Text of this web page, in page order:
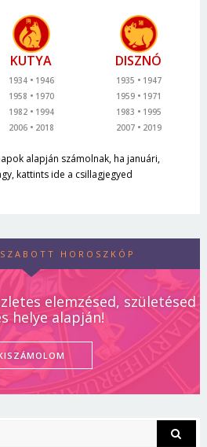
KUTYA
1934
1946
1958
1970
1982
1994
2006
2018
DISZNÓ
1935
1947
1959
1971
1983
1995
2007
2019
alapján számolnak, ha januári,
kattints ide a csillagjegyed
HOROSZKÓP
elemzésed, születésed
helye alapján!